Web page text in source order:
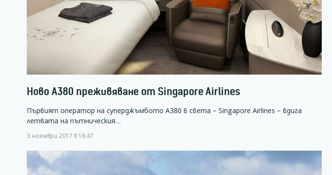
Ново А380 преживяване от Singapore Airlines
Първият оператор на суперджъмбото А380 в света – Singapore Airlines – вдига
летвата на пътническия…
3 ноември 2017 в 18:47